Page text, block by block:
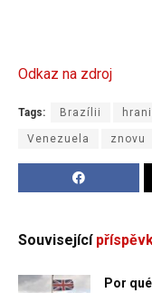
Odkaz na zdroj
Tags: Brazílii
Venezuela znovu
Související
Por